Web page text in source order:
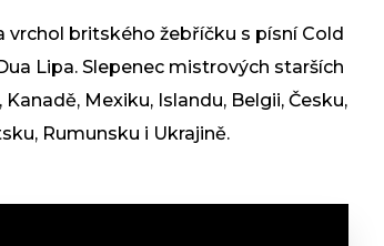
vrchol britského žebříčku s písní Cold
Lipa. Slepenec mistrových starších
Mexiku, Islandu, Belgii, Česku,
Rumunsku i Ukrajině.